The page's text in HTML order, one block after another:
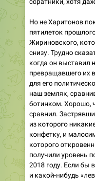
соратники, хотя
Но не Харитонов
пятилеток
Жириновского,
снизу. Трудно
когда он выставил
превращавшего их
для его
наш земляк,
ботинком. Хорошо,
сравнил.
из которого
конфетку, и
которого
получили уровень
2018 году. Если бы
и какой-нибудь